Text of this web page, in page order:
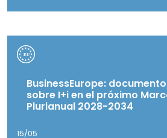
BusinessEurope:
sobre I+i en el próximo
Plurianual 2028-2034
15/05